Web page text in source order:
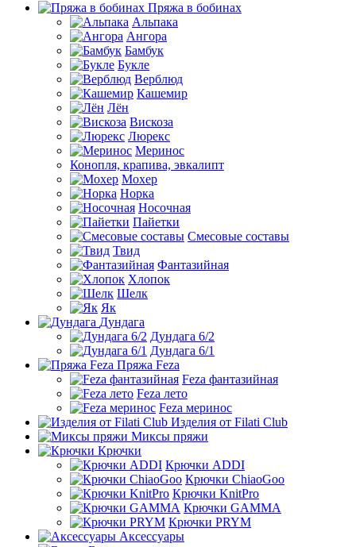
Пряжа в бобинах
Альпака
Ангора
Бамбук
Букле
Верблюд
Кашемир
Лён
Вискоза
Люрекс
Меринос
Конопля, крапива, эвкалипт
Мохер
Норка
Носочная
Пайетки
Смесовые составы
Твид
Фантазийная
Хлопок
Шелк
Як
Дундага
Дундага 6/2
Дундага 6/1
Пряжа Feza
Feza фантазийная
Feza лето
Feza меринос
Изделия от Filati Club
Миксы пряжи
Крючки
Крючки ADDI
Крючки ChiaoGoo
Крючки KnitPro
Крючки GAMMA
Крючки PRYM
Аксессуары